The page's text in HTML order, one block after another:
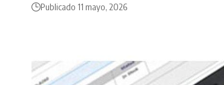
Publicado 11 mayo, 2026